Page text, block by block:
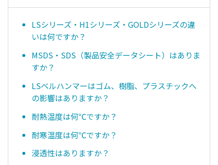
LSシリーズ・H1シリーズ・GOLDシリーズの違
いは何ですか？
MSDS・SDS（製品安全データシート）はありま
すか？
LSベルハンマーはゴム、樹脂、プラスチックへ
の影響はありますか？
耐熱温度は何℃ですか？
耐寒温度は何℃ですか？
浸透性はありますか？